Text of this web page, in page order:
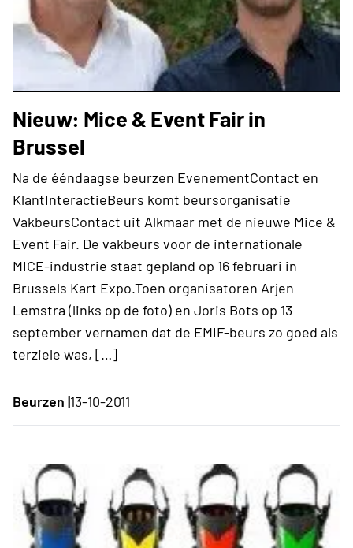
Nieuw: Mice & Event Fair in
Brussel
Na de ééndaagse beurzen EvenementContact en
KlantInteractieBeurs komt beursorganisatie
VakbeursContact uit Alkmaar met de nieuwe Mice &
Event Fair. De vakbeurs voor de internationale
MICE-industrie staat gepland op 16 februari in
Brussels Kart Expo.Toen organisatoren Arjen
Lemstra (links op de foto) en Joris Bots op 13
september vernamen dat de EMIF-beurs zo goed als
terziele was, […]
Beurzen |13-10-2011